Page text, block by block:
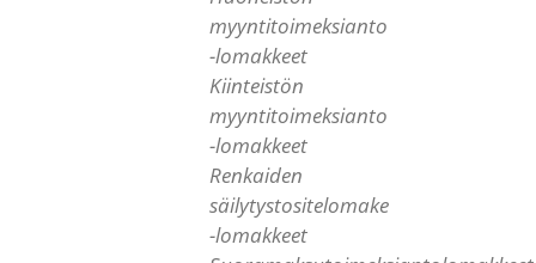
myyntitoimeksianto
-lomakkeet
Kiinteistön
myyntitoimeksianto
-lomakkeet
Renkaiden
säilytystositelomake
-lomakkeet